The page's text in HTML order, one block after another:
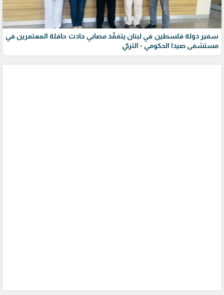
سفير دولة فلسطين في لبنان يتفقّد مصابي حادث حافلة المعتمرين في
مستشفى صيدا الحكومي - التركي